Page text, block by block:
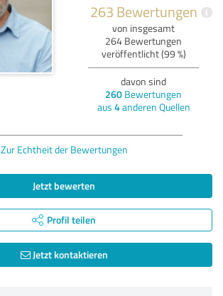
263 Bewertungen i
von insgesamt
264 Bewertungen
veröffentlicht (99 %)
davon sind
260 Bewertungen
aus 4anderen Quellen
Zur Echtheit der Bewertungen
Jetzt bewerten
Profil teilen
Jetzt kontaktieren